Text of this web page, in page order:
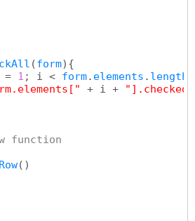
(form) {
1 ; i < form. elements . length
+ i +
"].checked
function
( )